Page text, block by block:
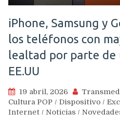
iPhone, Samsung y
los teléfonos con
lealtad por parte de
EE.UU
19 abril, 2026
Cultura POP / Dispositivo /
Internet / Noticias /